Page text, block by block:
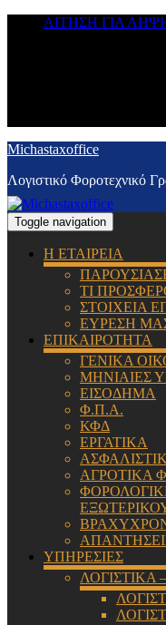
ΑΙΤΗΣΗ ΓΙΑ
Michastaxoffice
Λογιστικό Φοροτεχνικό
Toggle navigation
Η ΕΤΑΙΡΕΙΑ
ΤΙ
ΣΤΟΙΧΕΙΑ
ΕΥΡΕΣΗ
ΕΠΙΚΑΙΡΟΤΗΤΑ
ΓΕΝΙΚΑ
ΜΗΝΙΑΙΕΣ
ΕΙΣΟΔΗΜΑ
Φ.Π.Α.
ΚΦΔ
ΕΡΓΑΤΙΚΑ
ΑΓΡΟΤΙΚΑ
ΥΠΗΡΕΣΙΕΣ
ΛΟΓΙΣΤΙΚΑ